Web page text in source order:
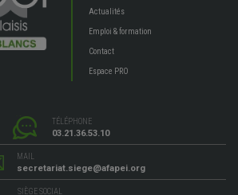
Actualités
Emploi & formation
Contact
Espace PRO
TÉLÉPHONE
03.21.36.53.10
MAIL
secretariat.siege@afapei.org
SIÈGE SOCIAL